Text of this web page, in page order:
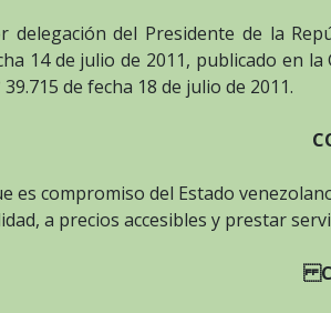
delegación del Presidente de la
14 de julio de 2011, publicado en
39.715 de fecha 18 de julio de 2011.
es compromiso del Estado
a precios accesibles y prestar